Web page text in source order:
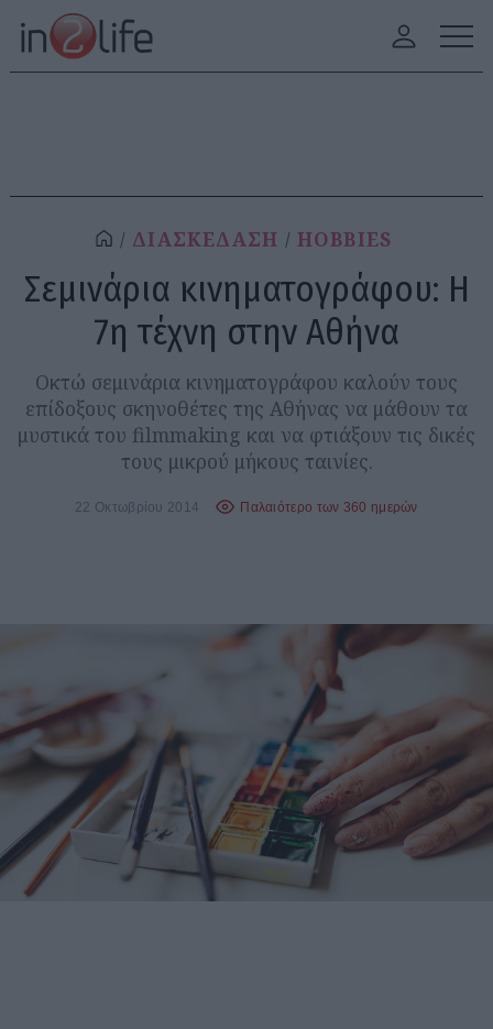
ΔΙΑΣΚΕΔΑΣΗ HOBBIES
Σεμινάρια κινηματογράφου: Η
7η τέχνη στην Αθήνα
Οκτώ σεμινάρια κινηματογράφου καλούν τους
επίδοξους σκηνοθέτες της Αθήνας να μάθουν τα
μυστικά του filmmaking και να φτιάξουν τις δικές
τους μικρού μήκους ταινίες.
22 Οκτωβρίου 2014 Παλαιότερο των 360 ημερών